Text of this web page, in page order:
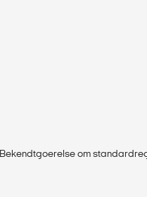
Bekendtgoerelse om